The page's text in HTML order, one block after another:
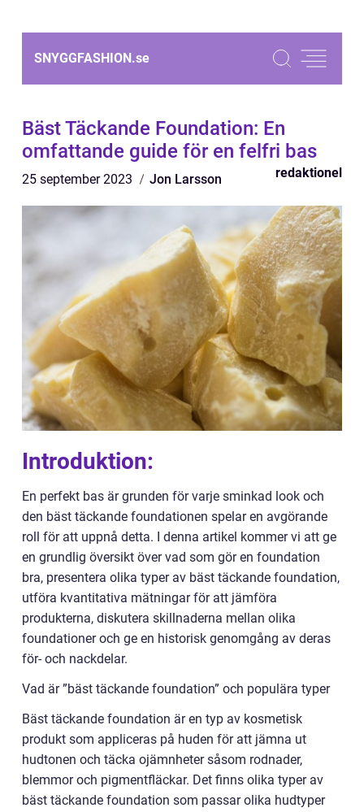
SNYGGFASHION.se
Bäst Täckande Foundation: En
omfattande guide för en felfri bas
25 september 2023 Jon Larsson redaktionel
Introduktion:
En perfekt bas är grunden för varje sminkad look och
den bäst täckande foundationen spelar en avgörande
roll för att uppnå detta. I denna artikel kommer vi att ge
en grundlig översikt över vad som gör en foundation
bra, presentera olika typer av bäst täckande foundation,
utföra kvantitativa mätningar för att jämföra
produkterna, diskutera skillnaderna mellan olika
foundationer och ge en historisk genomgång av deras
för- och nackdelar.
Vad är ”bäst täckande foundation” och populära typer
Bäst täckande foundation är en typ av kosmetisk
produkt som appliceras på huden för att jämna ut
hudtonen och täcka ojämnheter såsom rodnader,
blemmor och pigmentfläckar. Det finns olika typer av
bäst täckande foundation som passar olika hudtyper